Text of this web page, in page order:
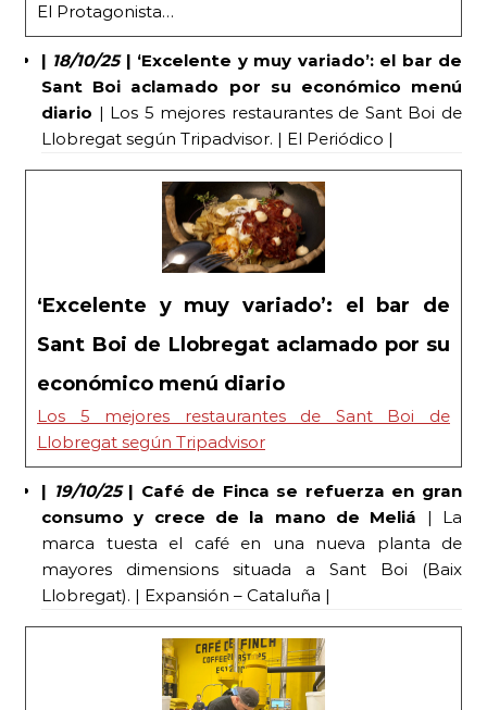
El Protagonista…
| 18/10/25| ‘Excelente y muy variado’: el bar de
Sant Boi aclamado por su económico menú
diario | Los 5 mejores restaurantes de Sant Boi de
Llobregat según Tripadvisor. | El Periódico |
‘Excelente y muy variado’: el bar de
Sant Boi de Llobregat aclamado por su
económico menú diario
Los 5 mejores restaurantes de Sant Boi de
Llobregat según Tripadvisor
| 19/10/25| Café de Finca se refuerza en gran
consumo y crece de la mano de Meliá | La
marca tuesta el café en una nueva planta de
mayores dimensions situada a Sant Boi (Baix
Llobregat). | Expansión – Cataluña |